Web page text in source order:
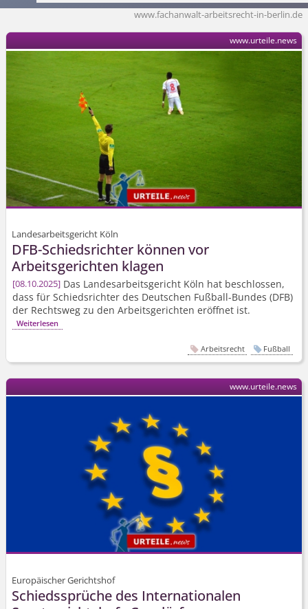
www.fachanwalt-arbeitsrecht-in-berlin.de
Landesarbeitsgericht Köln
DFB-Schiedsrichter können vor
Arbeitsgerichten klagen
08.10.2025 Das Landesarbeits­gericht Köln hat beschlossen,
dass für Schiedsrichter des Deutschen Fußball-Bundes (DFB)
der Rechtsweg zu den Arbeitsgerichten eröffnet ist.
Weiterlesen
www.urteile.news
Arbeitsrecht Fußball
Europäischer Gerichtshof
Schiedssprüche des Internationalen
www.urteile.news